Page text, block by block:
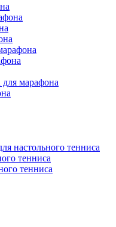
марафона
настольного тенниса
тенниса
тенниса